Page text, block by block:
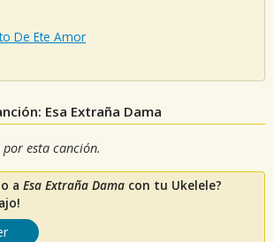
De Ete Amor
Esa Extraña Dama
esta canción.
a Esa Extraña Dama con tu Ukelele?